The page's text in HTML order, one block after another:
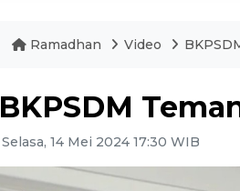
Ramadhan Video
​​​​​​BKPSDM
Selasa, 14 Mei 2024 17:30 WIB